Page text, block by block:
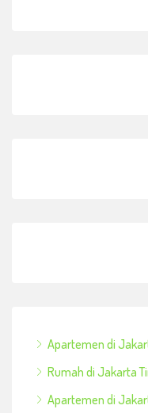
Apartemen di
Rumah di Jakarta
Apartemen di